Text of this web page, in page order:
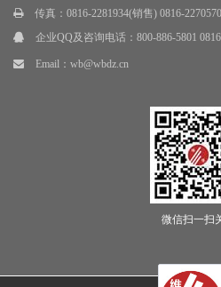
传真：0816-2281934(销售) 0816-
企业QQ及咨询电话： 800-886-5801
Email： wb@wbdz.cn
微信扫一扫